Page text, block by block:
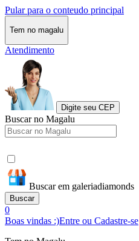
Pular para o conteudo principal
Tem no magalu
Atendimento
Digite seu CEP
Buscar no Magalu
Buscar em galeriadiamonds
Buscar
0
Boas vindas :)Entre ou Cadastre-se